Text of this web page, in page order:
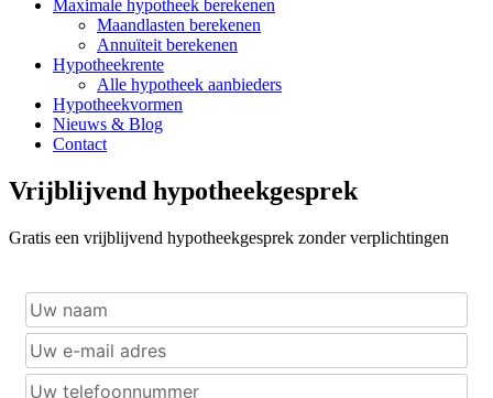
Maximale hypotheek berekenen
Maandlasten berekenen
Annuïteit berekenen
Hypotheekrente
Alle hypotheek aanbieders
Hypotheekvormen
Nieuws & Blog
Contact
Vrijblijvend hypotheekgesprek
Gratis een vrijblijvend hypotheekgesprek zonder verplichtingen